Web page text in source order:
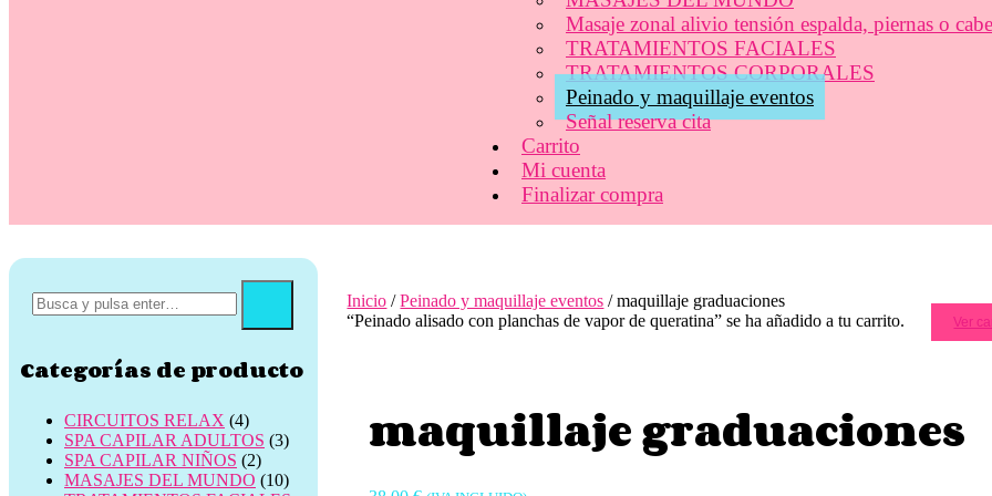
Masaje zonal alivio tensión espalda, piernas o
TRATAMIENTOS FACIALES
TRATAMIENTOS CORPORALES
Peinado y maquillaje eventos
Señal reserva cita
Carrito
Mi cuenta
Finalizar compra
Inicio /Peinado y maquillaje eventos / maquillaje graduaciones
“Peinado alisado con planchas de vapor de queratina” se ha añadido a tu carrito.
Ver
maquillaje graduaciones
Categorías de producto
CIRCUITOS RELAX (4)
SPA CAPILAR ADULTOS (3)
SPA CAPILAR NIÑOS (2)
MASAJES DEL MUNDO (10)